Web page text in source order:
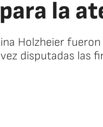
la
Holzheier
vez disputadas las